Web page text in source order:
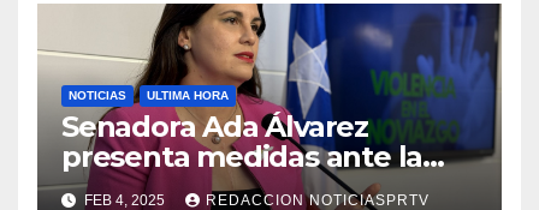
NOTICIAS ULTIMA HORA
Senadora Ada Álvarez
presenta medidas ante la
violencia en el noviazgo
FEB 4, 2025 REDACCION NOTICIASPRTV